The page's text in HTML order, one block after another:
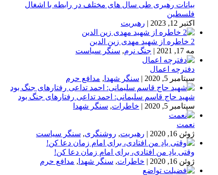
بیانات رهبری طی سال های مختلف در رابطه با اشغال
فلسطین
اکتبر 12, 2023
| رهبریت
2 خاطره از شهید مهدی زین الدین
مه 17, 2021
| جنگ نرم, سنگر سیاست
دفترچه اعمال
سپتامبر 5, 2020
| سنگر شهدا , مدافع حرم
شهید حاج قاسم سلیمانی: احمد تداعی رفتارهای جنگ بود
سپتامبر 5, 2020
| خاطرات, سنگر شهدا
نعمت
ژوئن 16, 2020
| رهبریت, روشنگری, سنگر سیاست
وقتی یادِ من افتادی، برای امام زمان دعا کن!
ژوئن 16, 2020
| خاطرات, سنگر شهدا , مدافع حرم